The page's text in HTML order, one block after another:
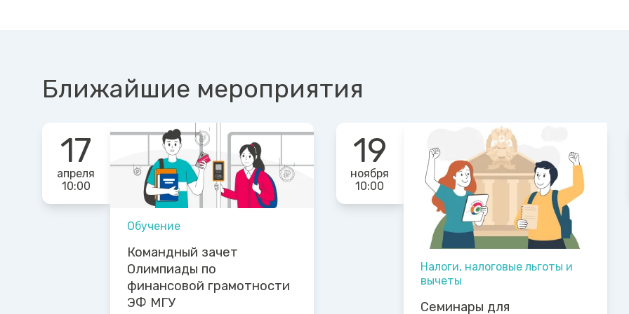
Ближайшие мероприятия
17
апреля
10:00
Обучение
Командный зачет
Олимпиады по
финансовой грамотности
ЭФ МГУ
19
ноября
10:00
Налоги, налоговые льготы и
вычеты
Семинары для